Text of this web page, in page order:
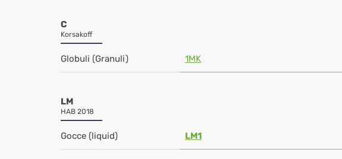
C
Korsakoff
Globuli (Granuli) 1MK
LM
HAB 2018
Gocce (liquid) LM1